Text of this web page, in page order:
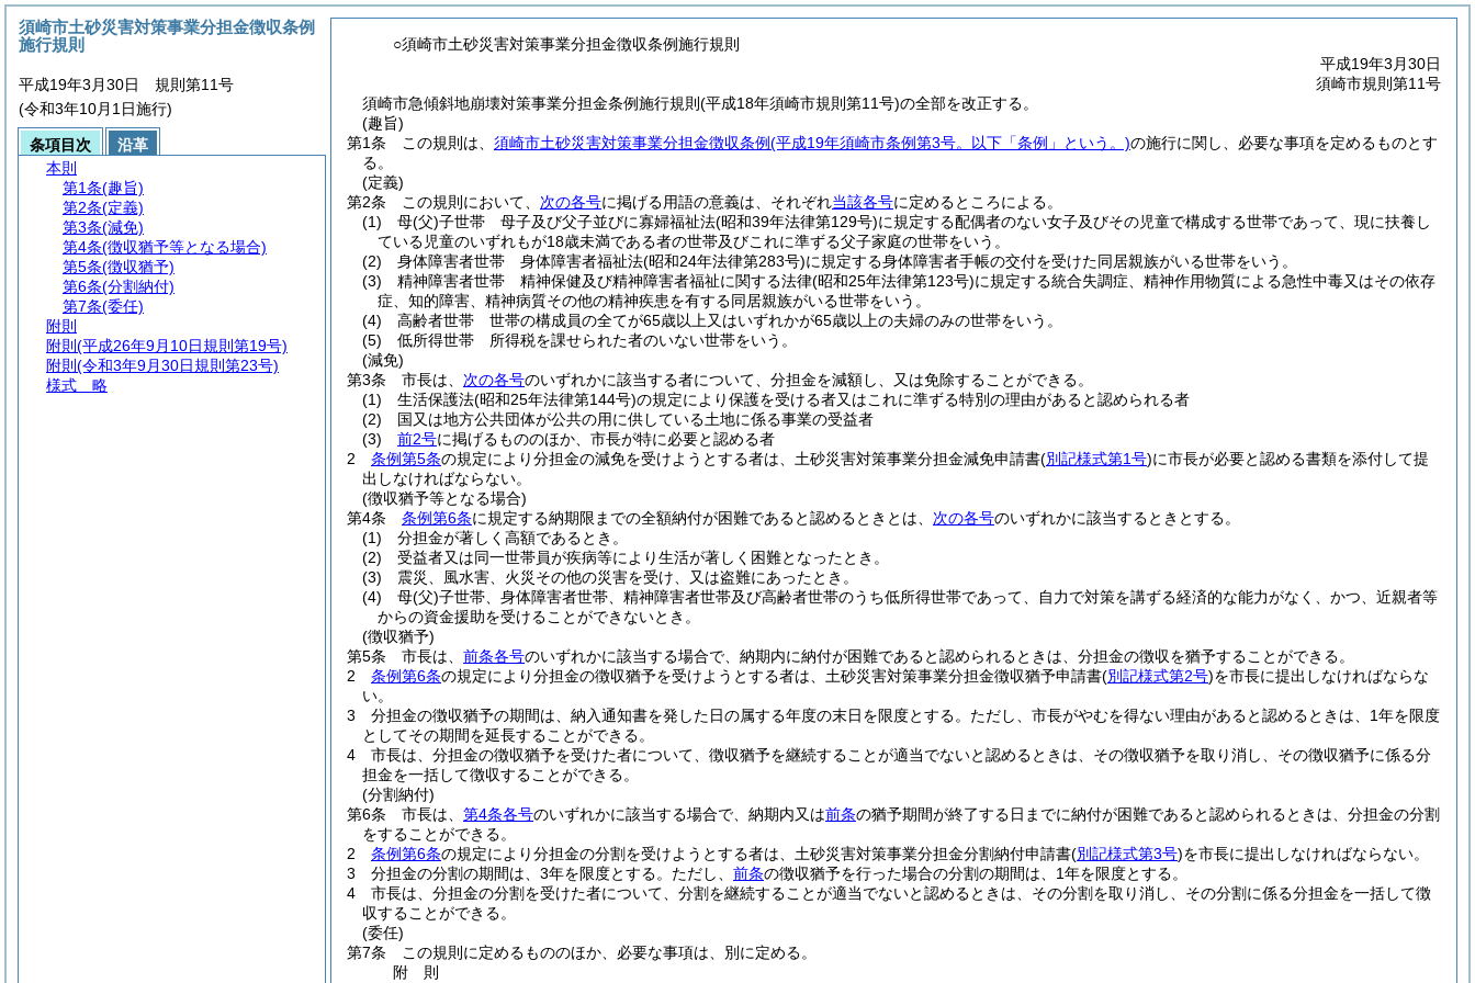
○須崎市土砂災害対策事業分担金徴収条例施行規則
平成19年3月30日
須崎市規則第11号
須崎市急傾斜地崩壊対策事業分担金条例施行規則(平成18年須崎市規則第11号)の全部を改正する。
(趣旨)
第1条
この規則は、 須崎市土砂災害対策事業分担金徴収条例(平成19年須崎市条例第3号。以下「条例」という。)の施行に関し、必要な事項を定めるものとす
る。
(定義)
第2条
この規則において、 次の各号に掲げる用語の意義は、それぞれ当該各号に定めるところによる。
(1)
母(父)子世帯 母子及び父子並びに寡婦福祉法(昭和39年法律第129号)に規定する配偶者のない女子及びその児童で構成する世帯であって、現に扶養し
ている児童のいずれもが18歳未満である者の世帯及びこれに準ずる父子家庭の世帯をいう。
(2)
身体障害者世帯 身体障害者福祉法(昭和24年法律第283号)に規定する身体障害者手帳の交付を受けた同居親族がいる世帯をいう。
(3)
精神障害者世帯 精神保健及び精神障害者福祉に関する法律(昭和25年法律第123号)に規定する統合失調症、精神作用物質による急性中毒又はその依存
症、知的障害、精神病質その他の精神疾患を有する同居親族がいる世帯をいう。
(4)
高齢者世帯 世帯の構成員の全てが65歳以上又はいずれかが65歳以上の夫婦のみの世帯をいう。
(5)
低所得世帯 所得税を課せられた者のいない世帯をいう。
(減免)
第3条
市長は、 次の各号のいずれかに該当する者について、分担金を減額し、又は免除することができる。
(1)
生活保護法(昭和25年法律第144号)の規定により保護を受ける者又はこれに準ずる特別の理由があると認められる者
(2)
国又は地方公共団体が公共の用に供している土地に係る事業の受益者
(3)
前2号に掲げるもののほか、市長が特に必要と認める者
2
条例第5条の規定により分担金の減免を受けようとする者は、土砂災害対策事業分担金減免申請書(別記様式第1号)に市長が必要と認める書類を添付して提
出しなければならない。
(徴収猶予等となる場合)
第4条
条例第6条に規定する納期限までの全額納付が困難であると認めるときとは、 次の各号のいずれかに該当するときとする。
(1)
分担金が著しく高額であるとき。
(2)
受益者又は同一世帯員が疾病等により生活が著しく困難となったとき。
(3)
震災、風水害、火災その他の災害を受け、又は盗難にあったとき。
(4)
母(父)子世帯、身体障害者世帯、精神障害者世帯及び高齢者世帯のうち低所得世帯であって、自力で対策を講ずる経済的な能力がなく、かつ、近親者等
からの資金援助を受けることができないとき。
(徴収猶予)
第5条
市長は、 前条各号のいずれかに該当する場合で、納期内に納付が困難であると認められるときは、分担金の徴収を猶予することができる。
2
条例第6条の規定により分担金の徴収猶予を受けようとする者は、土砂災害対策事業分担金徴収猶予申請書(別記様式第2号)を市長に提出しなければならな
い。
3
分担金の徴収猶予の期間は、納入通知書を発した日の属する年度の末日を限度とする。 ただし、市長がやむを得ない理由があると認めるときは、1年を限度
としてその期間を延長することができる。
4
市長は、分担金の徴収猶予を受けた者について、徴収猶予を継続することが適当でないと認めるときは、その徴収猶予を取り消し、その徴収猶予に係る分
担金を一括して徴収することができる。
(分割納付)
第6条
市長は、 第4条各号のいずれかに該当する場合で、納期内又は前条の猶予期間が終了する日までに納付が困難であると認められるときは、分担金の分割
をすることができる。
2
条例第6条の規定により分担金の分割を受けようとする者は、土砂災害対策事業分担金分割納付申請書(別記様式第3号)を市長に提出しなければならない。
3
分担金の分割の期間は、3年を限度とする。 ただし、 前条の徴収猶予を行った場合の分割の期間は、1年を限度とする。
4
市長は、分担金の分割を受けた者について、分割を継続することが適当でないと認めるときは、その分割を取り消し、その分割に係る分担金を一括して徴
収することができる。
(委任)
第7条
この規則に定めるもののほか、必要な事項は、別に定める。
附 則
須崎市土砂災害対策事業分担金徴収条例
施行規則
平成19年3月30日 規則第11号
(令和3年10月1日施行)
条項目次
沿革
本則
第1条(趣旨)
第2条(定義)
第3条(減免)
第4条(徴収猶予等となる場合)
第5条(徴収猶予)
第6条(分割納付)
第7条(委任)
附則
附則 (平成26年9月10日規則第19号)
附則 (令和3年9月30日規則第23号)
様式 略